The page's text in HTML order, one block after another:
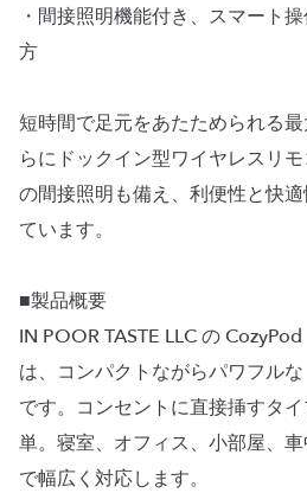
・間接照明機能付き、スマート
方
短時間で足元をあたためられる
らにドックイン型ワイヤレスリ
の間接照明も備え、利便性と快
ています。
■製品概要
IN POOR TASTE LLC の CozyPod
は、コンパクトながらパワフルな
です。コンセントに直接挿すタ
単。寝室、オフィス、小部屋、
で幅広く対応します。